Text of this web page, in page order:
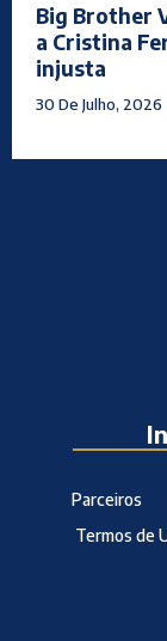
Big Brother
a Cristina
injusta
30 De Julho, 2026
Parceiros
Termos de